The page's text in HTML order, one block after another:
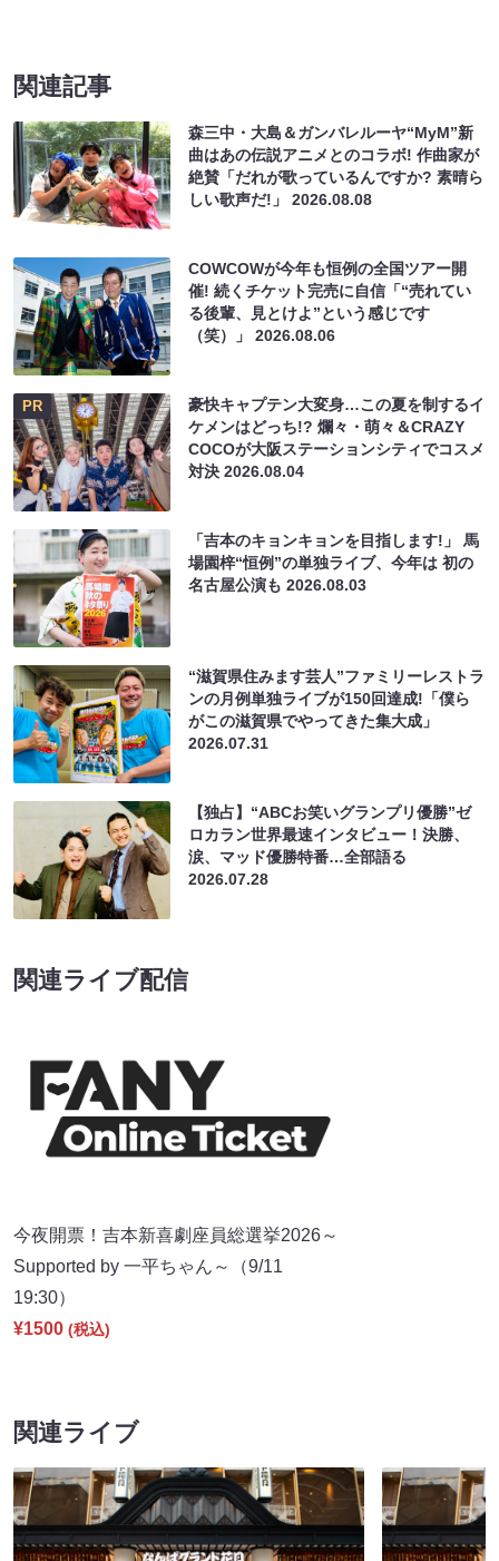
関連記事
森三中・大島＆ガンバレルーヤ“MyM”新
曲はあの伝説アニメとのコラボ! 作曲家が
絶賛「だれが歌っているんですか? 素晴ら
しい歌声だ!」2026.08.08
COWCOWが今年も恒例の全国ツアー開
催! 続くチケット完売に自信「“売れてい
る後輩、見とけよ”という感じです
（笑）」2026.08.06
PR
豪快キャプテン大変身…この夏を制するイ
ケメンはどっち!? 爛々・萌々＆CRAZY
COCOが大阪ステーションシティでコスメ
対決2026.08.04
「吉本のキョンキョンを目指します!」 馬
場園梓“恒例”の単独ライブ、今年は 初の
名古屋公演も2026.08.03
“滋賀県住みます芸人”ファミリーレストラ
ンの月例単独ライブが150回達成!「僕ら
がこの滋賀県でやってきた集大成」
2026.07.31
【独占】“ABCお笑いグランプリ優勝”ゼ
ロカラン世界最速インタビュー！決勝、
涙、マッド優勝特番…全部語る
2026.07.28
関連ライブ配信
今夜開票！吉本新喜劇座員総選挙2026～
Supported by 一平ちゃん～（9/11
19:30）
¥1500 (税込)
関連ライブ